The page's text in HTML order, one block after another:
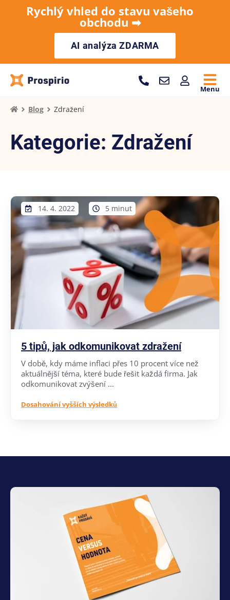
Rychlý vhled do stavu vašeho
obchodu ➡︎
AI analýza ZDARMA
Menu
Blog Zdražení
Kategorie: Zdražení
14. 4. 2022 5 minut
5 tipů, jak odkomunikovat zdražení
V době, kdy máme inflaci přes 10 procent více než
aktuálnější téma, které bude řešit každá firma. Jak
odkomunikovat zvýšení ...
Dosahování vyšších výsledků